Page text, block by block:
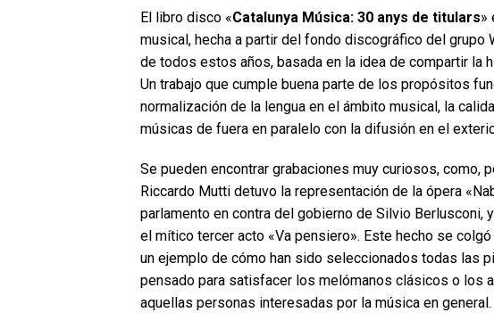
El libro disco «Catalunya Música: 30 anys de titulars»
musical, hecha a partir del fondo discográfico del grupo
de todos estos años, basada en la idea de compartir la
Un trabajo que cumple buena parte de los propósitos
normalización de la lengua en el ámbito musical, la
músicas de fuera en paralelo con la difusión en el
Se pueden encontrar grabaciones muy curiosos, como,
Riccardo Mutti detuvo la representación de la ópera
parlamento en contra del gobierno de Silvio Berlusconi,
el mítico tercer acto «Va pensiero». Este hecho se colgó
un ejemplo de cómo han sido seleccionados todas las
pensado para satisfacer los melómanos clásicos o los
aquellas personas interesadas por la música en general.